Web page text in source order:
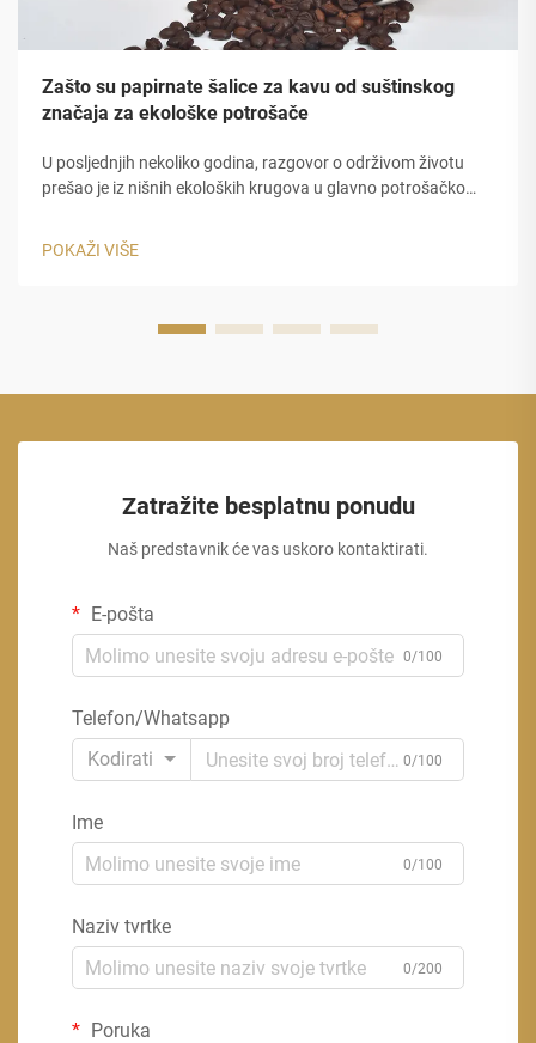
Zašto su papirnate šalice za kavu od suštinskog
značaja za ekološke potrošače
U posljednjih nekoliko godina, razgovor o održivom životu
prešao je iz nišnih ekoloških krugova u glavno potrošačko
izborima koje ljudi čine o svom svakodnevnom kavom.
POKAŽI VIŠE
Zatražite besplatnu ponudu
Naš predstavnik će vas uskoro kontaktirati.
E-pošta
0/100
Telefon/Whatsapp
Kodirati
0/100
Ime
0/100
Naziv tvrtke
0/200
Poruka